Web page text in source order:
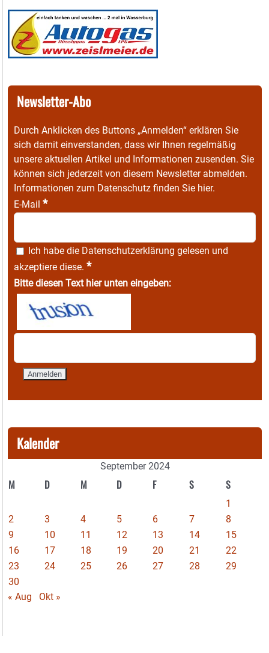
Newsletter-Abo
Durch Anklicken des Buttons „Anmelden“ erklären Sie
sich damit einverstanden, dass wir Ihnen regelmäßig
unsere aktuellen Artikel und Informationen zusenden. Sie
können sich jederzeit von diesem Newsletter abmelden.
Informationen zum Datenschutz finden Sie hier.
E-Mail *
Ich habe die Datenschutzerklärung gelesen und
akzeptiere diese. *
Bitte diesen Text hier unten eingeben:
Kalender
September 2024
M D M D F S S
1
2
3 4 5 6 7
8
9
10 11 12 13 14
15
16
17 18 19 20 21
22
23
24 25 26 27 28
29
30
« Aug
Okt »